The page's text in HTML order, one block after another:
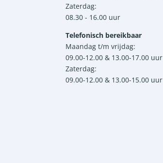
Zaterdag:
08.30 - 16.00 uur
Telefonisch bereikbaar
Maandag t/m vrijdag:
09.00-12.00 & 13.00-17.00 uur
Zaterdag:
09.00-12.00 & 13.00-15.00 uur